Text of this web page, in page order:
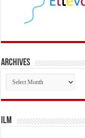
Archives
Archives
Ilm